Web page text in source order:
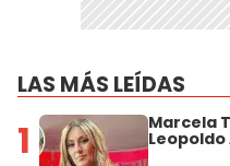
LAS MÁS LEÍDAS
1 Marcela